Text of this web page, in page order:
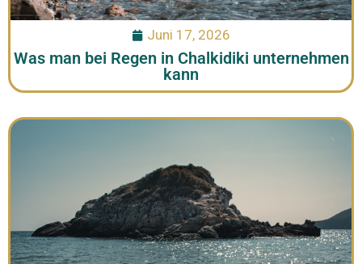
Juni 17, 2026
Was man bei Regen in Chalkidiki unternehmen
kann